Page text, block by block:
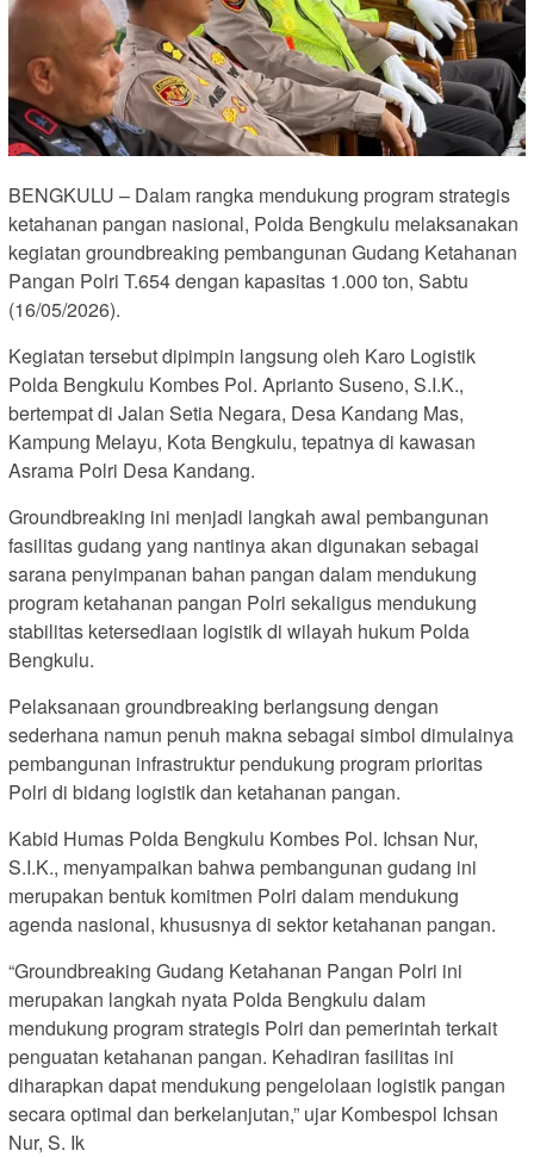
BENGKULU – Dalam rangka mendukung program strategis
ketahanan pangan nasional, Polda Bengkulu melaksanakan
kegiatan groundbreaking pembangunan Gudang Ketahanan
Pangan Polri T.654 dengan kapasitas 1.000 ton, Sabtu
(16/05/2026).
Kegiatan tersebut dipimpin langsung oleh Karo Logistik
Polda Bengkulu Kombes Pol. Aprianto Suseno, S.I.K.,
bertempat di Jalan Setia Negara, Desa Kandang Mas,
Kampung Melayu, Kota Bengkulu, tepatnya di kawasan
Asrama Polri Desa Kandang.
Groundbreaking ini menjadi langkah awal pembangunan
fasilitas gudang yang nantinya akan digunakan sebagai
sarana penyimpanan bahan pangan dalam mendukung
program ketahanan pangan Polri sekaligus mendukung
stabilitas ketersediaan logistik di wilayah hukum Polda
Bengkulu.
Pelaksanaan groundbreaking berlangsung dengan
sederhana namun penuh makna sebagai simbol dimulainya
pembangunan infrastruktur pendukung program prioritas
Polri di bidang logistik dan ketahanan pangan.
Kabid Humas Polda Bengkulu Kombes Pol. Ichsan Nur,
S.I.K., menyampaikan bahwa pembangunan gudang ini
merupakan bentuk komitmen Polri dalam mendukung
agenda nasional, khususnya di sektor ketahanan pangan.
“Groundbreaking Gudang Ketahanan Pangan Polri ini
merupakan langkah nyata Polda Bengkulu dalam
mendukung program strategis Polri dan pemerintah terkait
penguatan ketahanan pangan. Kehadiran fasilitas ini
diharapkan dapat mendukung pengelolaan logistik pangan
secara optimal dan berkelanjutan,” ujar Kombespol Ichsan
Nur, S. Ik